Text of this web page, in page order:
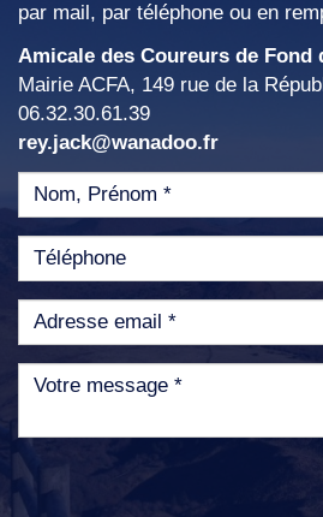
par mail, par téléphone ou en
Amicale des Coureurs de Fond
Mairie ACFA, 149 rue de la
06.32.30.61.39
rey.jack@wanadoo.fr